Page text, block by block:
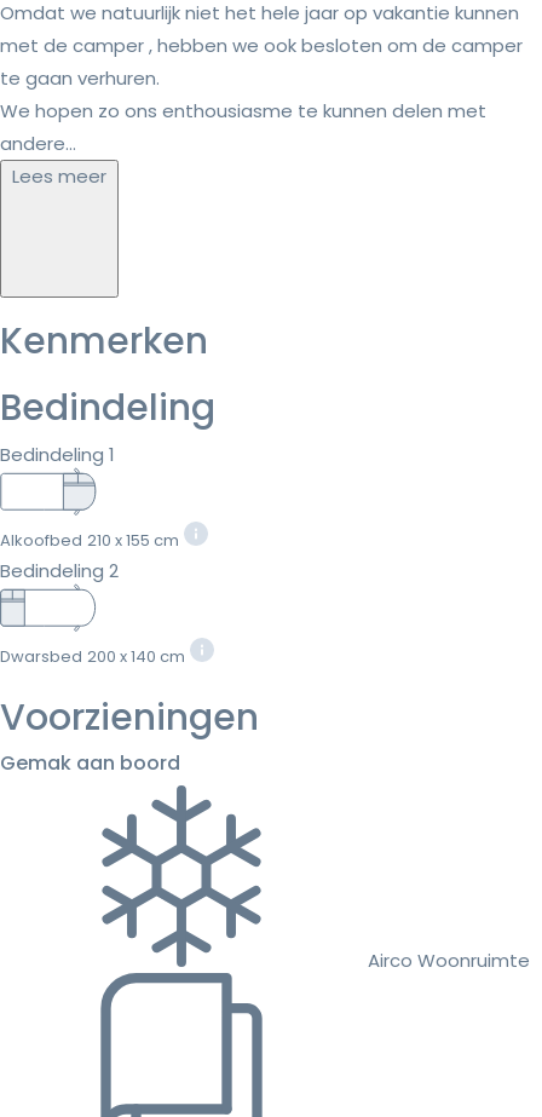
Omdat we natuurlijk niet het hele jaar op vakantie kunnen
met de camper , hebben we ook besloten om de camper
te gaan verhuren.
We hopen zo ons enthousiasme te kunnen delen met
andere...
Lees meer
Kenmerken
Bedindeling
Bedindeling 1
Alkoofbed 210 x 155 cm
Bedindeling 2
Dwarsbed 200 x 140 cm
Voorzieningen
Gemak aan boord
Airco Woonruimte